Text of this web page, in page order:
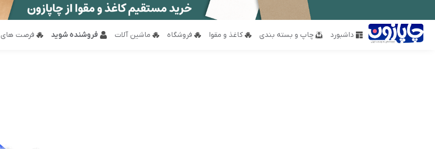
داشبورد چاپ و بسته بندی کاغذ و مقوا فروشگاه ماشین آلات فروشنده شوید فرصت